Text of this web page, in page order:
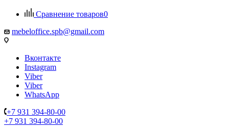
Сравнение товаров0
mebeloffice.spb@gmail.com
Вконтакте
Instagram
Viber
Viber
WhatsApp
+7 931 394-80-00
+7 931 394-80-00